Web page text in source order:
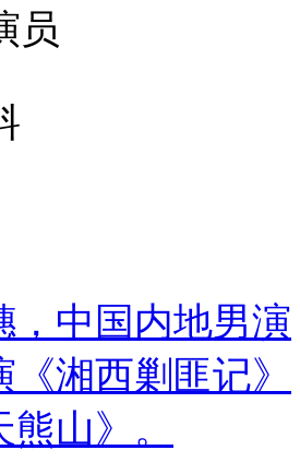
员
，中国内地男演
湘西剿匪记》
熊山》。